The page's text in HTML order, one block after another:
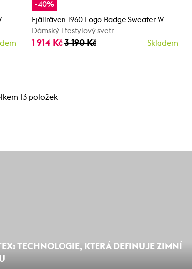
-40%
Fjällräven 1960 Logo Badge Sweater W
Dámský lifestylový svetr
1 914 Kč 3 190 Kč Skladem
13 položek
TECHNOLOGIE, KTERÁ DEFINUJE ZIMNÍ